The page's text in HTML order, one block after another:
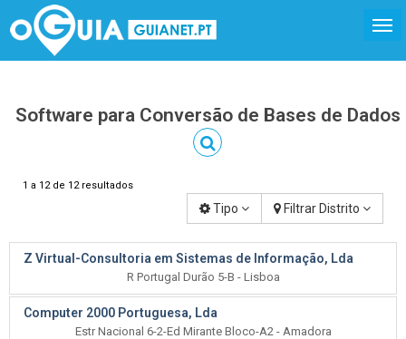
Software para Conversão de Bases de Dados
1 a 12 de 12 resultados
Tipo Filtrar Distrito
Z Virtual-Consultoria em Sistemas de Informação, Lda
R Portugal Durão 5-B - Lisboa
Computer 2000 Portuguesa, Lda
Estr Nacional 6-2-Ed Mirante Bloco-A2 - Amadora